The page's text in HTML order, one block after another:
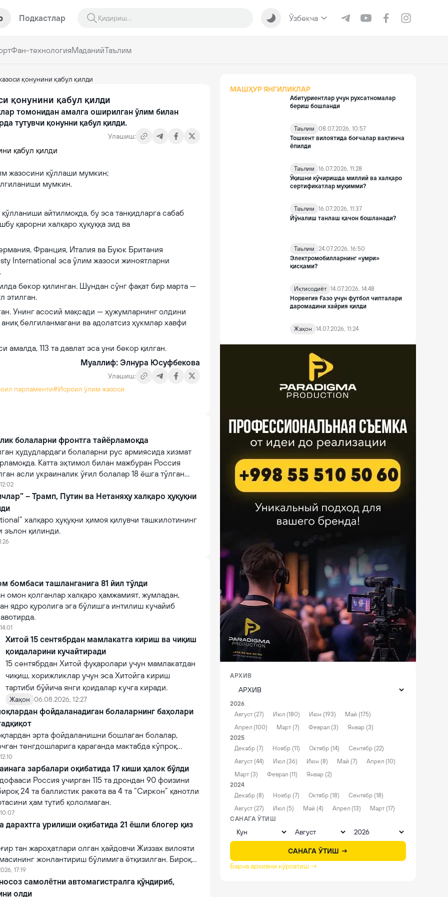
Подкастлар Ўзбекча
Фан-технологияМаданийТаълим
қонунини қабул қилди
қонунини қабул қилди
томонидан амалга оширилган ўлим билан
тутувчи қонунни қабул қилди.
Улашиш:
жазосини қўллаши мумкин;
мумкин.
айтилмоқда, бу эса танқидларга сабаб
қарорни халқаро ҳуқуққа зид ва
Франция, Италия ва Буюк Британия
International эса ўлим жазоси жиноятларни
бекор қилинган. Шундан сўнг фақат бир марта —
этилган.
Унинг асосий мақсади — ҳужумларнинг олдини
белгиланмагани ва адолатсиз ҳукмлар хавфи
113 та давлат эса уни бекор қилган.
Муаллиф: Элнура Юсуфбекова
Улашиш:
парламенти#Исроил ўлим жазоси
болаларни фронтга тайёрламоқда
ҳудудлардаги болаларни рус армиясида хизмат
Катта эҳтимол билан мажбуран Россия
асли украиналик ўғил болалар 18 ёшга тўлган
чақирилади.
– Трамп, Путин ва Нетаняҳу халқаро ҳуқуқни
халқаро ҳуқуқни ҳимоя қилувчи ташкилотининг
эълон қилинди.
бомбаси ташланганига 81 йил тўлди
омон қолганлар халқаро ҳамжамият, жумладан,
ядро қуролига эга бўлишга интилиш кучайиб
Хитой 15 сентябрдан мамлакатга кириш ва чиқиш
қоидаларини кучайтиради
15 сентябрдан Хитой фуқаролари учун мамлакатдан
чиқиш, хорижликлар учун эса Хитойга кириш
тартиби бўйича янги қоидалар кучга киради.
Жаҳон 06.08.2026, 12:27
фойдаланадиган болаларнинг баҳолари
эрта фойдаланишни бошлаган болалар,
тенгдошларига қараганда мактабда кўпроқ
зарбалари оқибатида 17 киши ҳалок бўлди
Россия учирган 115 та дрондан 90 фоизини
24 та баллистик ракета ва 4 та “Сиркон” қанотли
ҳам тутиб қололмаган.
дарахтга урилиши оқибатида 21 ёшли блогер қиз
тан жароҳатлари олган ҳайдовчи Жиззах вилояти
жонлантириш бўлимига ётқизилган. Бироқ
кўрсатилган тиббий муолажаларга
этган.
17:19
самолётни автомагистралга қўндириб,
олди
МАШҲУР ЯНГИЛИКЛАР
Абитуриентлар учун рухсатномалар
бериш бошланди
Таълим
08.07.2026, 10:57
Тошкент вилоятида боғчалар вақтинча
ёпилди
Таълим
16.07.2026, 11:28
Ўқишни кўчиришда миллий ва халқаро
сертификатлар муҳимми?
Таълим
16.07.2026, 11:37
Йўналиш танлаш қачон бошланади?
Таълим
24.07.2026, 16:50
Электромобилларнинг «умри»
қисқами?
Иқтисодиёт 14.07.2026, 14:48
Норвегия Ғазо учун футбол чипталари
даромадини хайрия қилди
Жаҳон 14.07.2026, 11:24
АРХИВ
2026
Август (27)
Июл (180) Июн (193)
Май (175)
Апрел (100)
Март (7) Феврал (3)
Январ (3)
2025
Декабр (7)
Ноябр (11) Октябр (14)
Сентябр (22)
Август (44)
Июл (36) Июн (8) Май (7)
Апрел (10)
Март (3)
Феврал (11)
Январ (2)
2024
Декабр (8)
Ноябр (7) Октябр (18)
Сентябр (18)
Август (27)
Июл (5) Май (4) Апрел (13)
Март (17)
САНАГА ЎТИШ
САНАГА ЎТИШ →
Барча архивни кўрсатиш →